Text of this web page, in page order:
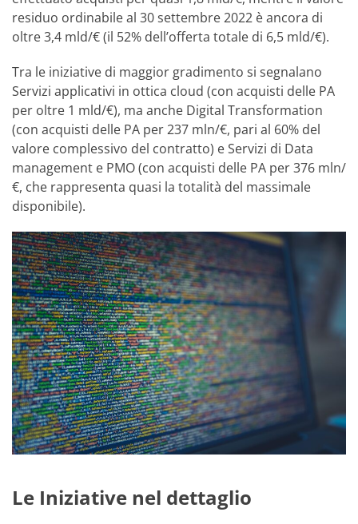
residuo ordinabile al 30 settembre 2022 è ancora di
oltre 3,4 mld/€ (il 52% dell’offerta totale di 6,5 mld/€).
Tra le iniziative di maggior gradimento si segnalano
Servizi applicativi in ottica cloud (con acquisti delle PA
per oltre 1 mld/€), ma anche Digital Transformation
(con acquisti delle PA per 237 mln/€, pari al 60% del
valore complessivo del contratto) e Servizi di Data
management e PMO (con acquisti delle PA per 376 mln/
€, che rappresenta quasi la totalità del massimale
disponibile).
Le Iniziative nel dettaglio